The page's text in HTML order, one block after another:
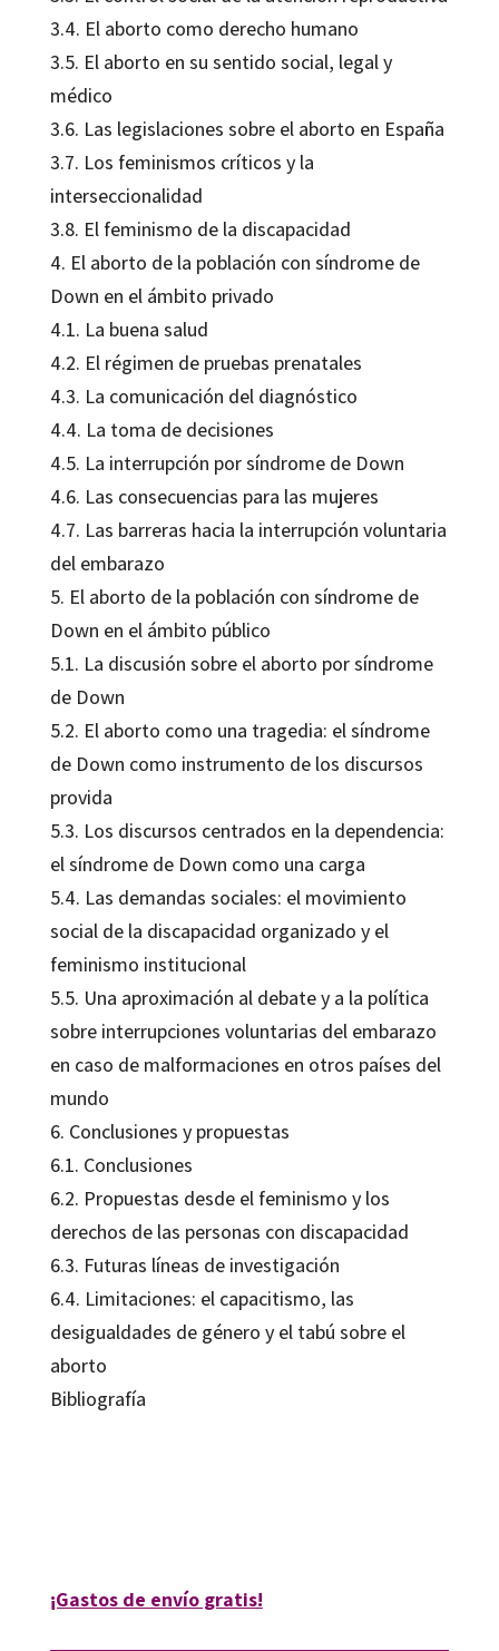
3.4. El aborto como derecho humano
3.5. El aborto en su sentido social, legal y
médico
3.6. Las legislaciones sobre el aborto en España
3.7. Los feminismos críticos y la
interseccionalidad
3.8. El feminismo de la discapacidad
4. El aborto de la población con síndrome de
Down en el ámbito privado
4.1. La buena salud
4.2. El régimen de pruebas prenatales
4.3. La comunicación del diagnóstico
4.4. La toma de decisiones
4.5. La interrupción por síndrome de Down
4.6. Las consecuencias para las mujeres
4.7. Las barreras hacia la interrupción voluntaria
del embarazo
5. El aborto de la población con síndrome de
Down en el ámbito público
5.1. La discusión sobre el aborto por síndrome
de Down
5.2. El aborto como una tragedia: el síndrome
de Down como instrumento de los discursos
provida
5.3. Los discursos centrados en la dependencia:
el síndrome de Down como una carga
5.4. Las demandas sociales: el movimiento
social de la discapacidad organizado y el
feminismo institucional
5.5. Una aproximación al debate y a la política
sobre interrupciones voluntarias del embarazo
en caso de malformaciones en otros países del
mundo
6. Conclusiones y propuestas
6.1. Conclusiones
6.2. Propuestas desde el feminismo y los
derechos de las personas con discapacidad
6.3. Futuras líneas de investigación
6.4. Limitaciones: el capacitismo, las
desigualdades de género y el tabú sobre el
aborto
Bibliografía
¡Gastos de envío gratis!